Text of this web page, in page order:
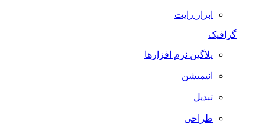
ابزار رایت
گرافیک
پلاگین نرم افزارها
انیمیشن
تبدیل
طراحی